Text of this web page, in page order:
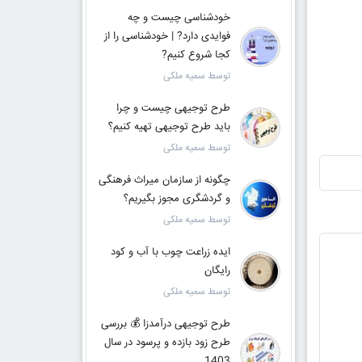
خودشناسی چیست و چه
فوایدی دارد? | خودشناسی را از
کجا شروع کنیم?
توسط سمیه ملکی
طرح توجیهی چیست و چرا
باید طرح توجیهی تهیه کنیم؟
توسط سمیه ملکی
چگونه از سازمان میراث فرهنگی
و گردشگری مجوز بگیریم؟
توسط سمیه ملکی
ایده زراعت چوب با آب و کود
رایگان
توسط سمیه ملکی
طرح توجیهی درآمدزا 💰 بررسی
طرح زود بازده و پرسود در سال